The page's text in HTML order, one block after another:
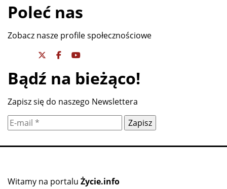
Poleć nas
Zobacz nasze profile społecznościowe
Bądź na bieżąco!
Zapisz się do naszego Newslettera
Witamy na portalu Życie.info